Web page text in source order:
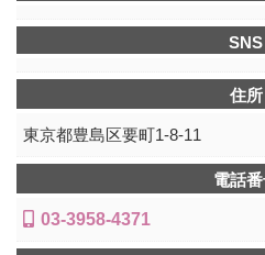
SNS
住所
東京都豊島区要町1-8-11
電話
03-3958-4371